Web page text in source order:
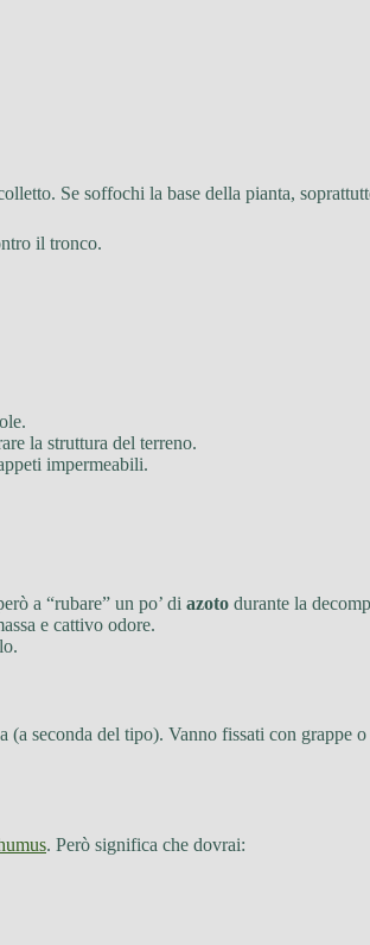
Se soffochi la base della pianta,
il tronco.
la struttura del terreno.
impermeabili.
a “rubare” un po’ di azoto durante la
e cattivo odore.
(a seconda del tipo). Vanno fissati con grappe
. Però significa che dovrai: